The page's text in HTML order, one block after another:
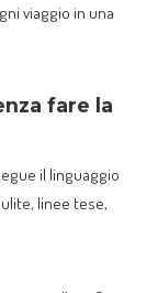
viaggio in una
fare la
il linguaggio
linee tese,